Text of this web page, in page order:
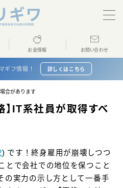
お金情報 お問い合わせ
ギフ情報！ 詳しくはこちら
合があります
】IT系社員が取得すべ
) です！終身雇用が崩壊しつつ
とで会社での地位を保つこと
の実力の示し方として一番手